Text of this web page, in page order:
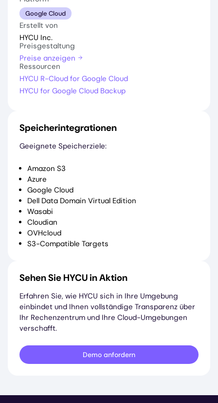
Google Cloud
Erstellt von
HYCU Inc.
Preisgestaltung
Preise anzeigen
Ressourcen
HYCU R-Cloud for Google Cloud
HYCU for Google Cloud Backup
Speicherintegrationen
Geeignete Speicherziele:
Amazon S3
Azure
Google Cloud
Dell Data Domain Virtual Edition
Wasabi
Cloudian
OVHcloud
S3-Compatible Targets
Sehen Sie HYCU in Aktion
Erfahren Sie, wie HYCU sich in Ihre Umgebung
einbindet und Ihnen vollständige Transparenz über
Ihr Rechenzentrum und Ihre Cloud-Umgebungen
verschafft.
Demo anfordern